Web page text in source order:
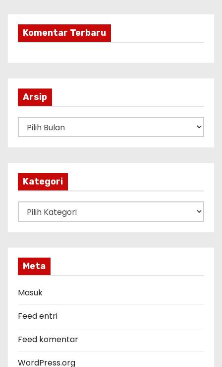
Komentar Terbaru
Arsip
r
Kategori
a
o
r
Meta
Masuk
Feed entri
Feed komentar
WordPress.org